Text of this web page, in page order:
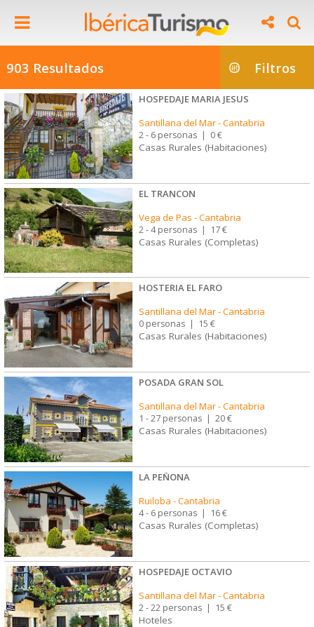
903 Resultados Filtros
HOSPEDAJE MARIA JESUS
Santillana del Mar-Cantabria
2 - 6 personas | 0 €
Casas Rurales (Habitaciones)
EL TRANCON
Vega de Pas -Cantabria
2 - 4 personas | 17 €
Casas Rurales (Completas)
HOSTERIA EL FARO
Santillana del Mar-Cantabria
0 personas 15 €
Casas Rurales (Habitaciones)
POSADA GRAN SOL
Santillana del Mar-Cantabria
1 - 27 personas | 20 €
Casas Rurales (Habitaciones)
LA PEÑONA
Ruiloba -Cantabria
4 - 6 personas | 16 €
Casas Rurales (Completas)
HOSPEDAJE OCTAVIO
Santillana del Mar-Cantabria
2 - 22 personas | 15 €
Hoteles